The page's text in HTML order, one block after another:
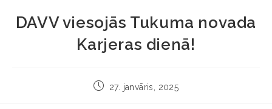
DAVV viesojās Tukuma novada
Karjeras dienā!
27. janvāris, 2025